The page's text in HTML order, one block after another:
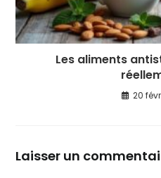
Les aliments
20
Laisser un